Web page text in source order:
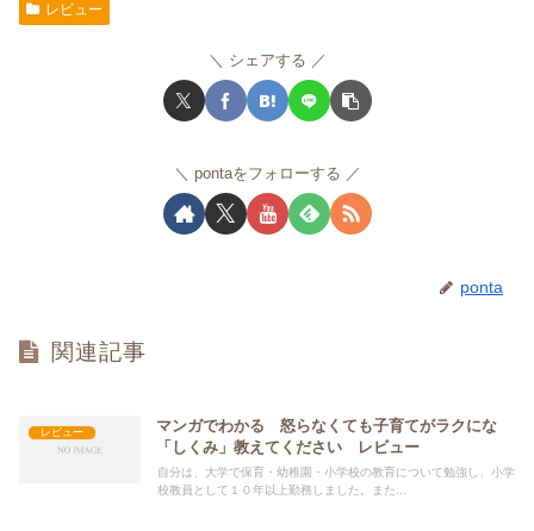
レビュー
シェアする
pontaをフォローする
ponta
関連記事
レビュー
マンガでわかる 怒らなくても子育てがラクにな
「しくみ」教えてください レビュー
自分は、大学で保育・幼稚園・小学校の教育について勉強し、小学
校教員として１０年以上勤務しました。また...